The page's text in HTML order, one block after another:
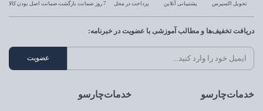
تحویل اکسپرس پشتیبانی آنلاین پرداخت در محل 7 روز ضمانت بازگشت ضمانت اصل بودن کالا
خدمات‌چارسو خدمات‌چارسو
دریافت تخفیف‌ها و مطالب آموزشی با عضویت در خبرنامه: